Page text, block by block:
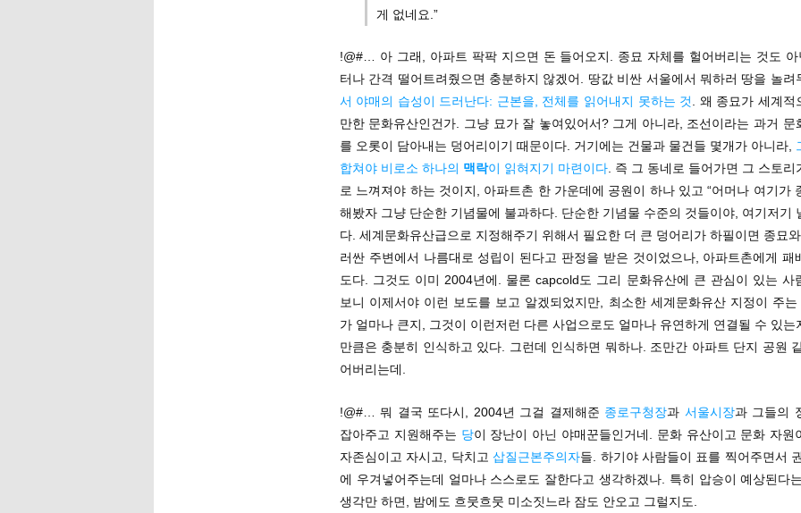
게 없네요.”
!@#… 아 그래, 아파트 팍팍 지으면 돈 들어오지. 종묘 자체를 헐어버리는 것도
터나 간격 떨어트려줬으면 충분하지 않겠어. 땅값 비싼 서울에서 뭐하러 땅을 놀
서 야매의 습성이 드러난다: 근본을, 전체를 읽어내지 못하는 것. 왜 종묘가 세계적
만한 문화유산인건가. 그냥 묘가 잘 놓여있어서? 그게 아니라, 조선이라는 과거 문
를 오롯이 담아내는 덩어리이기 때문이다. 거기에는 건물과 물건들 몇개가 아니라,
합쳐야 비로소 하나의 맥락이 읽혀지기 마련이다. 즉 그 동네로 들어가면 그 스토리
로 느껴져야 하는 것이지, 아파트촌 한 가운데에 공원이 하나 있고 “어머나 여기가
해봤자 그냥 단순한 기념물에 불과하다. 단순한 기념물 수준의 것들이야, 여기저기
다. 세계문화유산급으로 지정해주기 위해서 필요한 더 큰 덩어리가 하필이면 종묘
러싼 주변에서 나름대로 성립이 된다고 판정을 받은 것이었으나, 아파트촌에게 패
도다. 그것도 이미 2004년에. 물론 capcold도 그리 문화유산에 큰 관심이 있는 사
보니 이제서야 이런 보도를 보고 알겠되었지만, 최소한 세계문화유산 지정이 주는
가 얼마나 큰지, 그것이 이런저런 다른 사업으로도 얼마나 유연하게 연결될 수 있는
만큼은 충분히 인식하고 있다. 그런데 인식하면 뭐하나. 조만간 아파트 단지 공원
어버리는데.
!@#… 뭐 결국 또다시, 2004년 그걸 결제해준 종로구청장과 서울시장과 그들의
잡아주고 지원해주는 당이 장난이 아닌 야매꾼들인거네. 문화 유산이고 문화 자원
자존심이고 자시고, 닥치고삽질근본주의자들. 하기야 사람들이 표를 찍어주면서
에 우겨넣어주는데 얼마나 스스로도 잘한다고 생각하겠나. 특히 압승이 예상된다
생각만 하면, 밤에도 흐뭇흐뭇 미소짓느라 잠도 안오고 그럴지도.